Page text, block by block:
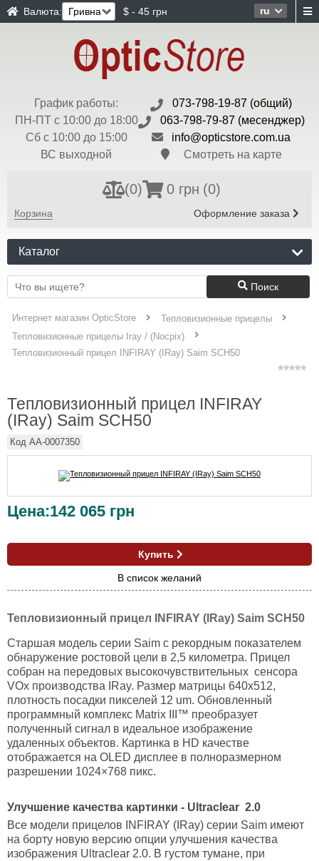
ru
Валюта: $ - 45 грн
График работы:
ПН-ПТ с 10:00 до 18:00
Сб с 10:00 до 15:00
ВС выходной
073-798-19-87 (общий)
063-798-79-87 (месенджер)
info@opticstore.com.ua
Смотреть на карте
(0) 0 грн (0)
Корзина Оформление заказа
Каталог
Поиск
Интернет магазин OpticStore
Тепловизионные прицелы
Тепловизионные прицелы Iray / (Nocpix)
Тепловизионный прицел INFIRAY (IRay) Saim SCH50
Тепловизионный прицел INFIRAY
(IRay) Saim SCH50
Код AA-0007350
Цена:142 065 грн
Купить
В список желаний
Тепловизионный прицел INFIRAY (IRay) Saim SCH50
Старшая модель серии Saim с рекордным показателем
обнаружение ростовой цели в 2,5 километра. Прицел
собран на передовых высокочувствительных сенсора
VOx производства IRay. Размер матрицы 640x512,
плотность посадки пикселей 12 um. Обновленный
программный комплекс Matrix III™ преобразует
полученный сигнал в идеальное изображение
удаленных объектов. Картинка в HD качестве
отображается на OLED дисплее в полноразмерном
разрешении 1024×768 пикс.
Улучшение качества картинки - Ultraclear 2.0
Все модели прицелов INFIRAY (IRay) серии Saim имеют
на борту новую версию опции улучшения качества
изображения Ultraclear 2.0. В густом тумане, при